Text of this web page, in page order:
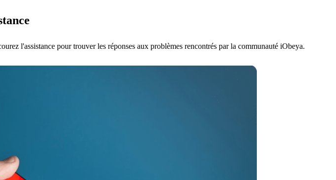
l'assistance pour trouver les réponses aux problèmes rencontrés par la communauté iObeya.